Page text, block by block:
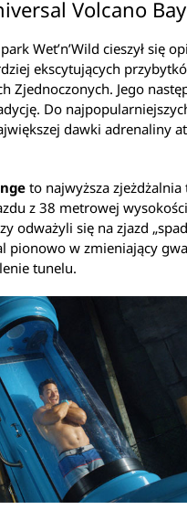
Volcano Bay
Wet’n’Wild cieszył się
ekscytujących
Zjednoczonych. Jego
Do
dawki adrenaliny
to najwyższa zjeżdżalnia
z 38 metrowej
odważyli się na zjazd
pionowo w zmieniający
tunelu.